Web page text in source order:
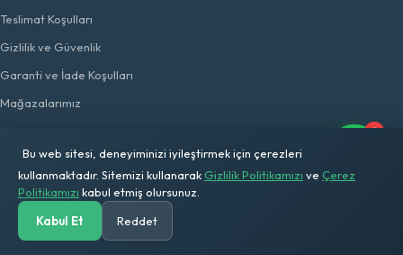
Teslimat Koşulları
Gizlilik ve Güvenlik
Garanti ve İade Koşulları
Mağazalarımız
Kategoriler
Beyaz Eşya
Küçük Ev Aletleri
Bahçe Mobilyası
1
Kategoriler Ara
Bu web sitesi, deneyiminizi iyileştirmek için çerezleri
kullanmaktadır. Sitemizi kullanarak Gizlilik Politikamızı ve Çerez
Politikamızı kabul etmiş olursunuz.
Kabul Et
Reddet